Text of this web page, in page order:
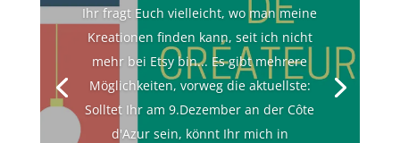
Ihr fragt Euch vielleicht, wo man meine
Kreationen finden kann, seit ich nicht
mehr bei Etsy bin... Es gibt mehrere
Möglichkeiten, vorweg die aktuellste:
Solltet Ihr am 9.Dezember an der Côte
d'Azur sein, könnt Ihr mich in